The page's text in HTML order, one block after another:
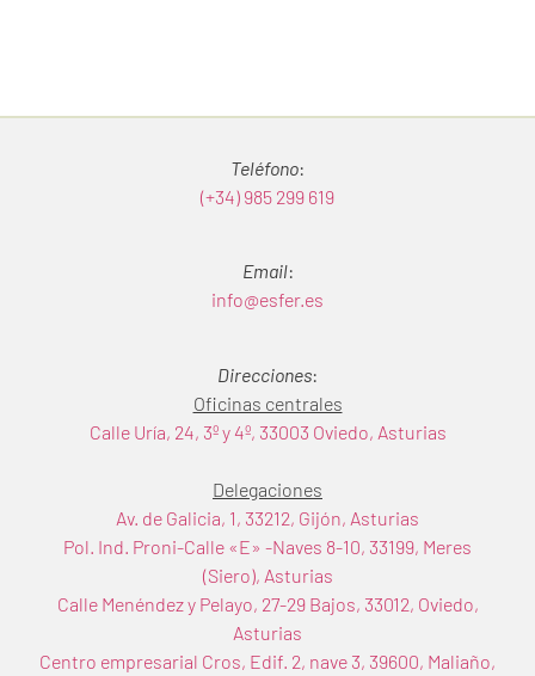
Teléfono:
(+34) 985 299 619
Email:
info@esfer.es
Direcciones:
Oficinas centrales
Calle Uría, 24, 3º y 4º, 33003 Oviedo, Asturias
Delegaciones
Av. de Galicia, 1, 33212, Gijón, Asturias
Pol. Ind. Proni-Calle «E» -Naves 8-10, 33199, Meres
(Siero), Asturias
Calle Menéndez y Pelayo, 27-29 Bajos, 33012, Oviedo,
Asturias
Centro empresarial Cros, Edif. 2, nave 3, 39600, Maliaño,